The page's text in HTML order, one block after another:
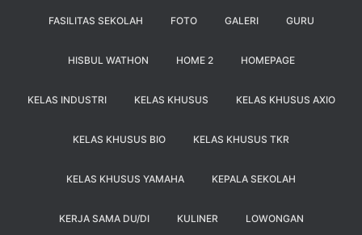
FASILITAS SEKOLAH FOTO GALERI GURU
HISBUL WATHON HOME 2 HOMEPAGE
KELAS INDUSTRI KELAS KHUSUS KELAS KHUSUS AXIO
KELAS KHUSUS BIO KELAS KHUSUS TKR
KELAS KHUSUS YAMAHA KEPALA SEKOLAH
KERJA SAMA DU/DI KULINER LOWONGAN